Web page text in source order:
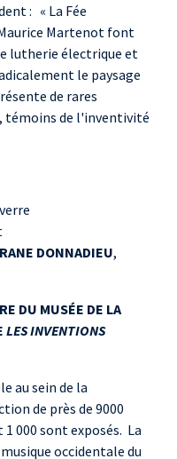
: « La Fée
Martenot font
lutherie électrique et
le paysage
de rares
témoins de l'inventivité
DONNADIEU,
DU MUSÉE DE LA
LES INVENTIONS
au sein de la
de près de 9000
000 sont exposés. La
occidentale du